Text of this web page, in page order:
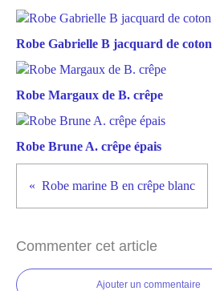
Robe Gabrielle B jacquard de coton
Robe Margaux de B. crêpe
Robe Brune A. crêpe épais
Robe marine B en crêpe blanc
Commenter cet article
Ajouter un commentaire